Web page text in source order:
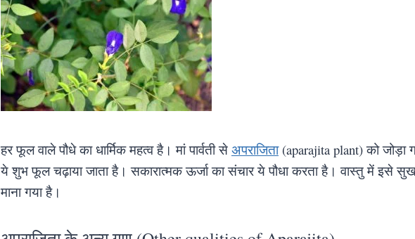
हर फूल वाले पौधे का धार्मिक महत्व है। मां पार्वती से अपराजिता(aparajita plant) को जोड़ा
ये शुभ फूल चढ़ाया जाता है। सकारात्मक ऊर्जा का संचार ये पौधा करता है। वास्तु में इसे
माना गया है।